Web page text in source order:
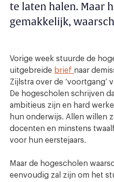
te laten halen. Maar
gemakkelijk,
Vorige week stuurde de
uitgebreide brief naar
Zijlstra over de ‘voortgang’
De hogescholen schrijven
ambitieus zijn en hard
hun onderwijs. Allen willen
docenten en minstens
voor hun eerstejaars.
Maar de hogescholen
eenvoudig zal zijn om het